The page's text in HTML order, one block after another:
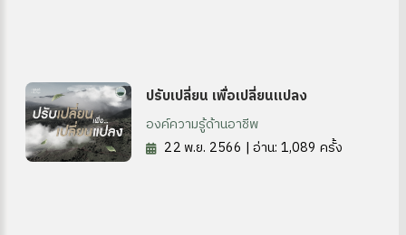
ปรับเปลี่ยน เพื่อเปลี่ยนแปลง
องค์ความรู้ด้านอาชีพ
22 พ.ย. 2566 | อ่าน: 1,089 ครั้ง